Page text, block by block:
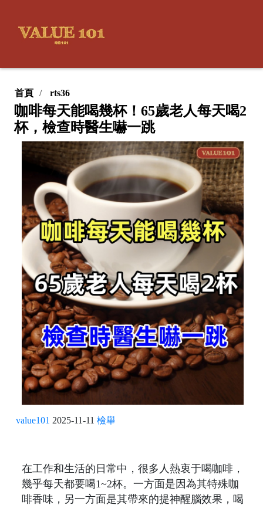
首頁 rts36
咖啡每天能喝幾杯！65歲老人每天喝2
杯，檢查時醫生嚇一跳
value101 2025-11-11 檢舉
在工作和生活的日常中，很多人熱衷于喝咖啡，
幾乎每天都要喝1~2杯。一方面是因為其特殊咖
啡香味，另一方面是其帶來的提神醒腦效果，喝